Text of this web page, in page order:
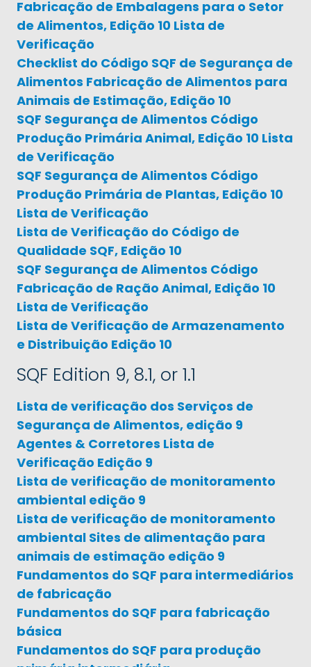
Fabricação de Embalagens para o Setor
de Alimentos, Edição 10 Lista de
Verificação
Checklist do Código SQF de Segurança de
Alimentos Fabricação de Alimentos para
Animais de Estimação, Edição 10
SQF Segurança de Alimentos Código
Produção Primária Animal, Edição 10 Lista
de Verificação
SQF Segurança de Alimentos Código
Produção Primária de Plantas, Edição 10
Lista de Verificação
Lista de Verificação do Código de
Qualidade SQF, Edição 10
SQF Segurança de Alimentos Código
Fabricação de Ração Animal, Edição 10
Lista de Verificação
Lista de Verificação de Armazenamento
e Distribuição Edição 10
SQF Edition 9, 8.1, or 1.1
Lista de verificação dos Serviços de
Segurança de Alimentos, edição 9
Agentes & Corretores Lista de
Verificação Edição 9
Lista de verificação de monitoramento
ambiental edição 9
Lista de verificação de monitoramento
ambiental Sites de alimentação para
animais de estimação edição 9
Fundamentos do SQF para intermediários
de fabricação
Fundamentos do SQF para fabricação
básica
Fundamentos do SQF para produção